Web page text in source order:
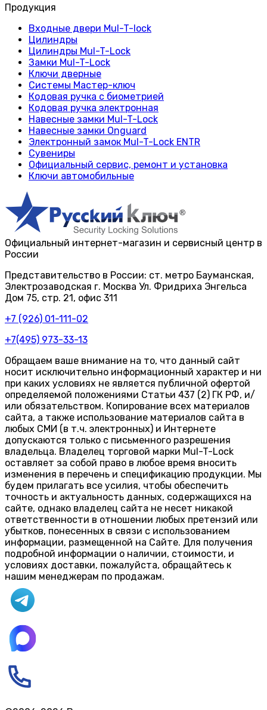
Продукция
Входные двери Mul-T-lock
Цилиндры
Цилиндры Mul-T-Lock
Замки Mul-T-Lock
Ключи дверные
Системы Мастер-ключ
Кодовая ручка с биометрией
Кодовая ручка электронная
Навесные замки Mul-T-Lock
Навесные замки Onguard
Электронный замок Mul-T-Lock ENTR
Сувениры
Официальный сервис, ремонт и установка
Ключи автомобильные
Официальный интернет-магазин и сервисный центр в
России
Представительство в России: ст. метро Бауманская,
Электрозаводская г. Москва Ул. Фридриха Энгельса
Дом 75, стр. 21, офис 311
+7 (926) 01-111-02
+7(495) 973-33-13
Обращаем ваше внимание на то, что данный сайт
носит исключительно информационный характер и ни
при каких условиях не является публичной офертой
определяемой положениями Статьи 437 (2) ГК РФ, и/
или обязательством. Копирование всех материалов
сайта, а также использование материалов сайта в
любых СМИ (в т.ч. электронных) и Интернете
допускаются только с письменного разрешения
владельца. Владелец торговой марки Mul-T-Lock
оставляет за собой право в любое время вносить
изменения в перечень и спецификацию продукции. Мы
будем прилагать все усилия, чтобы обеспечить
точность и актуальность данных, содержащихся на
сайте, однако владелец сайта не несет никакой
ответственности в отношении любых претензий или
убытков, понесенных в связи с использованием
информации, размещенной на Сайте. Для получения
подробной информации о наличии, стоимости, и
условиях доставки, пожалуйста, обращайтесь к
нашим менеджерам по продажам.